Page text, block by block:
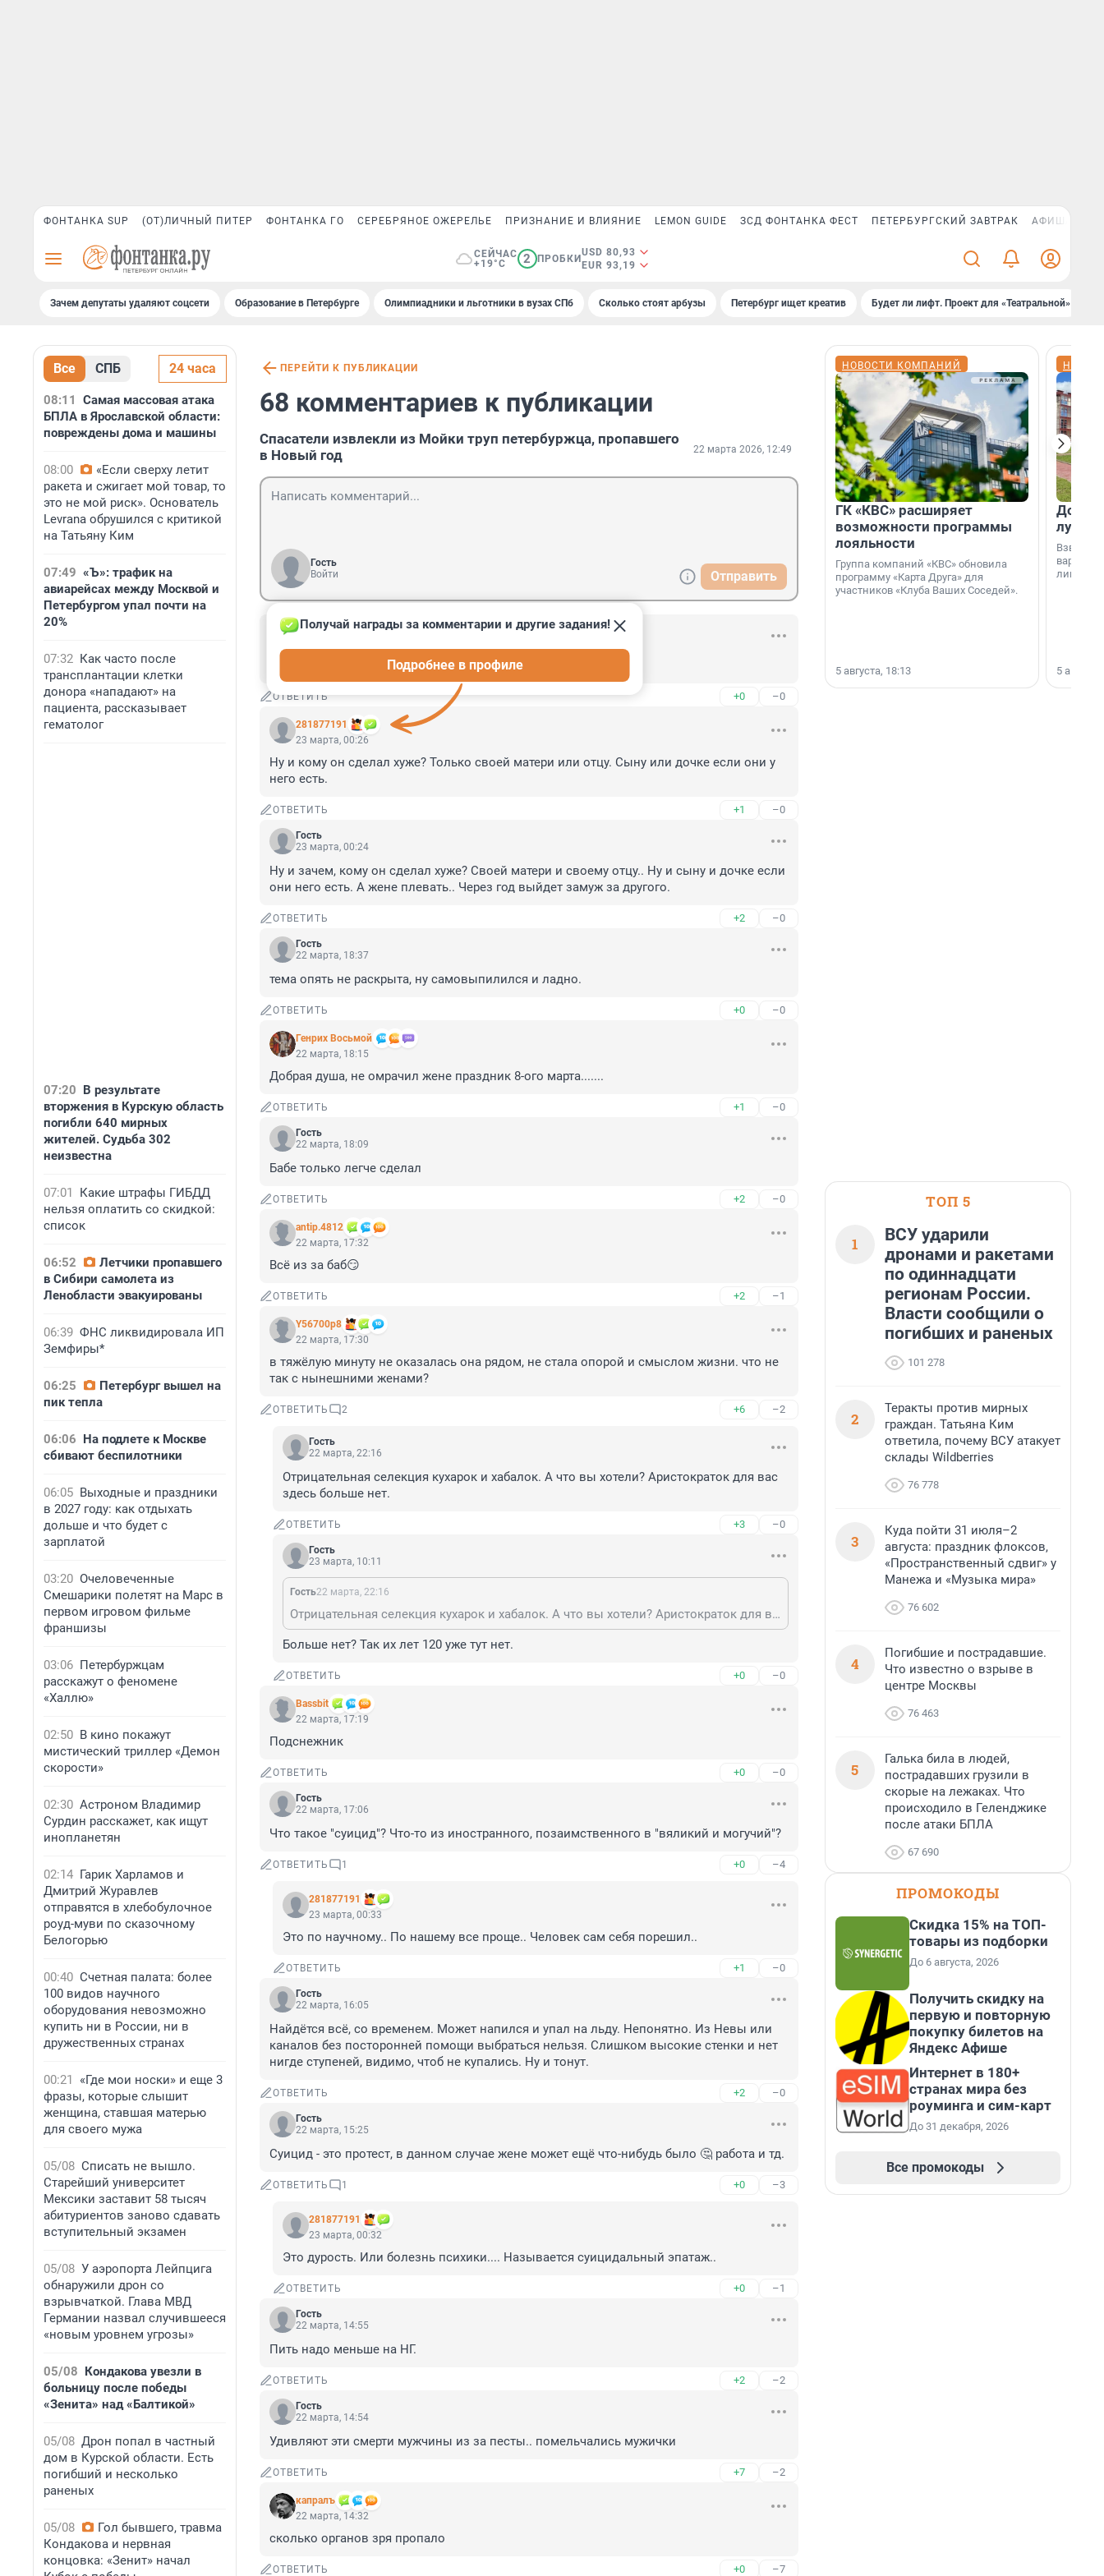
ФОНТАНКА SUP (ОТ)ЛИЧНЫЙ ПИТЕР ФОНТАНКА ГО СЕРЕБРЯНОЕ ОЖЕРЕЛЬЕ ПРИЗНАНИЕ И ВЛИЯНИЕ LEMON GUIDE ЗСД ФОНТАНКА ФЕСТ ПЕТЕРБУРГСКИЙ ЗАВТРАК АФИША PLUS
СЕЙЧАС
+19°C
2 ПРОБКИ
USD 80,93
EUR 93,19
Зачем депутаты удаляют соцсети Образование в Петербурге Олимпиадники и льготники в вузах СПб Сколько стоят арбузы Петербург ищет креатив Будет ли лифт. Проект для «Театральной»
Все СПБ 24 часа
08:11
Самая массовая атака
БПЛА в Ярославской области:
повреждены дома и машины
08:00
«Если сверху летит
ракета и сжигает мой товар, то
это не мой риск». Основатель
Levrana обрушился с критикой
на Татьяну Ким
07:49 «Ъ»: трафик на
авиарейсах между Москвой и
Петербургом упал почти на
20%
07:32 Как часто после
трансплантации клетки
донора «нападают» на
пациента, рассказывает
гематолог
07:20 В результате
вторжения в Курскую область
погибли 640 мирных
жителей. Судьба 302
неизвестна
07:01
Какие штрафы ГИБДД
нельзя оплатить со скидкой:
список
06:52
Летчики пропавшего
в Сибири самолета из
Ленобласти эвакуированы
06:39 ФНС ликвидировала ИП
Земфиры*
06:25
Петербург вышел на
пик тепла
06:06 На подлете к Москве
сбивают беспилотники
06:05 Выходные и праздники
в 2027 году: как отдыхать
дольше и что будет с
зарплатой
03:20 Очеловеченные
Смешарики полетят на Марс в
первом игровом фильме
франшизы
03:06 Петербуржцам
расскажут о феномене
«Халлю»
02:50 В кино покажут
мистический триллер «Демон
скорости»
02:30 Астроном Владимир
Сурдин расскажет, как ищут
инопланетян
02:14 Гарик Харламов и
Дмитрий Журавлев
отправятся в хлебобулочное
роуд-муви по сказочному
Белогорью
00:40 Счетная палата: более
100 видов научного
оборудования невозможно
купить ни в России, ни в
дружественных странах
00:21
«Где мои носки» и еще 3
фразы, которые слышит
женщина, ставшая матерью
для своего мужа
05/08 Списать не вышло.
Старейший университет
Мексики заставит 58 тысяч
абитуриентов заново сдавать
вступительный экзамен
05/08 У аэропорта Лейпцига
обнаружили дрон со
взрывчаткой. Глава МВД
Германии назвал случившееся
«новым уровнем угрозы»
05/08 Кондакова увезли в
больницу после победы
«Зенита» над «Балтикой»
05/08 Дрон попал в частный
дом в Курской области. Есть
погибший и несколько
раненых
05/08
Гол бывшего, травма
Кондакова и нервная
концовка: «Зенит» начал
ПЕРЕЙТИ К ПУБЛИКАЦИИ
68 комментариев к публикации
Спасатели извлекли из Мойки труп петербуржца, пропавшего
в Новый год
22 марта 2026, 12:49
Гость
Войти
Отправить
Гость
доведение до самоубийства.
ОТВЕТИТЬ +0 –0
281877191
Получай награды за комментарии и другие задания!
Подробнее в профиле
23 марта, 00:26
Ну и кому он сделал хуже? Только своей матери или отцу. Сыну или дочке если они у
него есть.
ОТВЕТИТЬ +1 –0
Гость
23 марта, 00:24
Ну и зачем, кому он сделал хуже? Своей матери и своему отцу.. Ну и сыну и дочке если
они него есть. А жене плевать.. Через год выйдет замуж за другого.
ОТВЕТИТЬ +2 –0
Гость
22 марта, 18:37
тема опять не раскрыта, ну самовыпилился и ладно.
ОТВЕТИТЬ +0 –0
Генрих Восьмой
22 марта, 18:15
Добрая душа, не омрачил жене праздник 8-ого марта.......
ОТВЕТИТЬ +1 –0
Гость
22 марта, 18:09
Бабе только легче сделал
ОТВЕТИТЬ +2 –0
antip.4812
22 марта, 17:32
Всё из за баб😏
ОТВЕТИТЬ +2 –1
Y56700p8
22 марта, 17:30
в тяжёлую минуту не оказалась она рядом, не стала опорой и смыслом жизни. что не
так с нынешними женами?
ОТВЕТИТЬ 2 +6 –2
Гость
22 марта, 22:16
Отрицательная селекция кухарок и хабалок. А что вы хотели? Аристократок для вас
здесь больше нет.
ОТВЕТИТЬ +3 –0
Гость
23 марта, 10:11
Гость22 марта, 22:16
Отрицательная селекция кухарок и хабалок. А что вы хотели? Аристократок для вас здесь больше нет.
Больше нет? Так их лет 120 уже тут нет.
ОТВЕТИТЬ +0 –0
Bassbit
22 марта, 17:19
Подснежник
ОТВЕТИТЬ +0 –0
Гость
22 марта, 17:06
Что такое "суицид"? Что-то из иностранного, позаимственного в "вяликий и могучий"?
ОТВЕТИТЬ 1 +0 –4
281877191
23 марта, 00:33
Это по научному.. По нашему все проще.. Человек сам себя порешил..
ОТВЕТИТЬ +1 –0
Гость
22 марта, 16:05
Найдётся всё, со временем. Может напился и упал на льду. Непонятно. Из Невы или
каналов без посторонней помощи выбраться нельзя. Слишком высокие стенки и нет
нигде ступеней, видимо, чтоб не купались. Ну и тонут.
ОТВЕТИТЬ +2 –0
Гость
22 марта, 15:25
Суицид - это протест, в данном случае жене может ещё что-нибудь было 🤔 работа и тд.
ОТВЕТИТЬ 1 +0 –3
281877191
23 марта, 00:32
Это дурость. Или болезнь психики.... Называется суицидальный эпатаж..
ОТВЕТИТЬ +0 –1
Гость
22 марта, 14:55
Пить надо меньше на НГ.
ОТВЕТИТЬ +2 –2
Гость
22 марта, 14:54
Удивляют эти смерти мужчины из за песты.. помельчались мужички
ОТВЕТИТЬ +7 –2
капралъ
22 марта, 14:32
сколько органов зря пропало
ОТВЕТИТЬ +0 –7
НОВОСТИ КОМПАНИЙ
ГК «КВС» расширяет
возможности программы
лояльности
Группа компаний «КВС» обновила
программу «Карта Друга» для
участников «Клуба Ваших Соседей».
5 августа, 18:13
Дом
лучше
лишнего
5
ТОП 5
1
ВСУ ударили
дронами и ракетами
по одиннадцати
регионам России.
Власти сообщили о
погибших и раненых
101 278
2
Теракты против мирных
граждан. Татьяна Ким
ответила, почему ВСУ атакует
склады Wildberries
76 778
3
Куда пойти 31 июля–2
августа: праздник флоксов,
«Пространственный сдвиг» у
Манежа и «Музыка мира»
76 602
4
Погибшие и пострадавшие.
Что известно о взрыве в
центре Москвы
76 463
5
Галька била в людей,
пострадавших грузили в
скорые на лежаках. Что
происходило в Геленджике
после атаки БПЛА
67 690
ПРОМОКОДЫ
Скидка 15% на ТОП-
товары из подборки
До 6 августа, 2026
Получить скидку на
первую и повторную
покупку билетов на
Яндекс Афише
Интернет в 180+
странах мира без
роуминга и сим-карт
До 31 декабря, 2026
Все промокоды